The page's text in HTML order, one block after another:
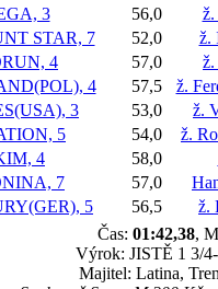
3 56,0
ž.
STAR, 7 52,0
ž.
4 57,0
4 57,5
ž.
3 53,0
ž.
5 54,0
ž.
4 58,0
7 57,0
5 56,5
ž.
Čas: 01:42,38,
Výrok: JISTĚ 1 3/
Majitel: Latina,